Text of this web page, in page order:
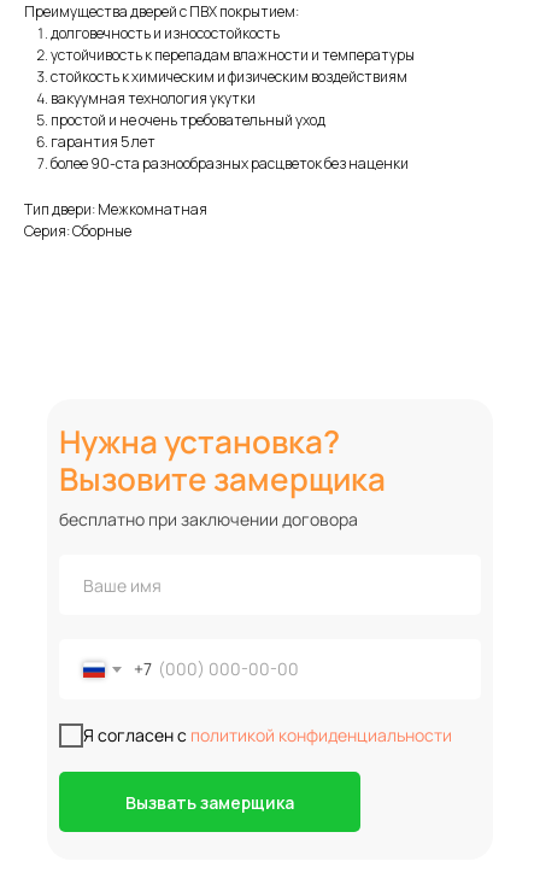
Преимущества дверей с ПВХ покрытием:
долговечность и износостойкость
устойчивость к перепадам влажности и температуры
стойкость к химическим и физическим воздействиям
вакуумная технология укутки
простой и не очень требовательный уход
гарантия 5 лет
более 90-ста разнообразных расцветок без наценки
Тип двери: Межкомнатная
Серия: Сборные
Нужна установка?
Вызовите замерщика
+7
Я согласен с политикой конфиденциальности
Вызвать замерщика
бесплатно при заключении договора